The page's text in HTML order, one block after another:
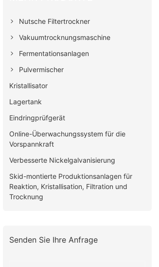
Nutsche Filtertrockner
Vakuumtrocknungsmaschine
Fermentationsanlagen
Pulvermischer
Kristallisator
Lagertank
Eindringprüfgerät
Online-Überwachungssystem für die
Vorspannkraft
Verbesserte Nickelgalvanisierung
Skid-montierte Produktionsanlagen für
Reaktion, Kristallisation, Filtration und
Trocknung
Senden Sie Ihre Anfrage